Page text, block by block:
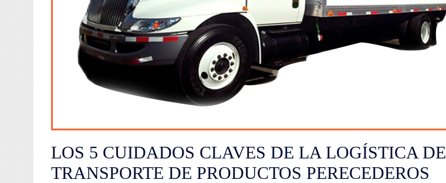
LOS 5 CUIDADOS CLAVES DE LA LOGÍSTICA DE
TRANSPORTE DE PRODUCTOS PERECEDEROS